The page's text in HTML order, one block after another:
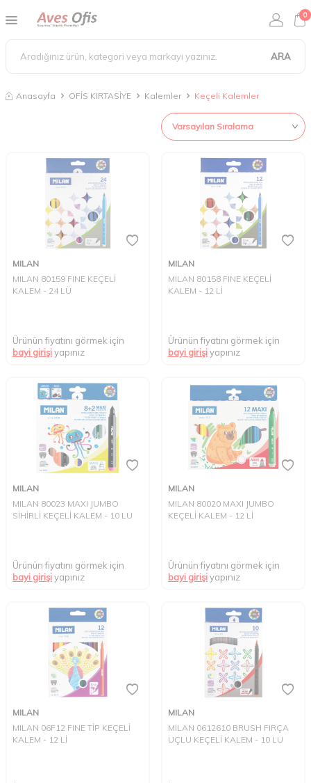
ARA
0
Anasayfa OFİS KIRTASİYE Kalemler Keçeli Kalemler
MILAN
MILAN 80159 FINE KEÇELİ
KALEM - 24 LÜ
Ürünün fiyatını görmek için
bayi girişiyapınız
MILAN
MILAN 80158 FINE KEÇELİ
KALEM - 12 Lİ
Ürünün fiyatını görmek için
bayi girişiyapınız
MILAN
MILAN 80023 MAXI JUMBO
SİHİRLİ KEÇELİ KALEM - 10 LU
Ürünün fiyatını görmek için
bayi girişiyapınız
MILAN
MILAN 80020 MAXI JUMBO
KEÇELİ KALEM - 12 Lİ
Ürünün fiyatını görmek için
bayi girişiyapınız
MILAN
MILAN 06F12 FINE TİP KEÇELİ
KALEM - 12 Lİ
MILAN
MILAN 0612610 BRUSH FIRÇA
UÇLU KEÇELİ KALEM - 10 LU